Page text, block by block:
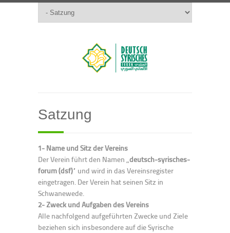
Satzung
1- Name und Sitz der Vereins
Der Verein führt den Namen „deutsch-syrisches-
forum (dsf)“ und wird in das Vereinsregister
eingetragen. Der Verein hat seinen Sitz in
Schwanewede.
2- Zweck und Aufgaben des Vereins
Alle nachfolgend aufgeführten Zwecke und Ziele
beziehen sich insbesondere auf die Syrische